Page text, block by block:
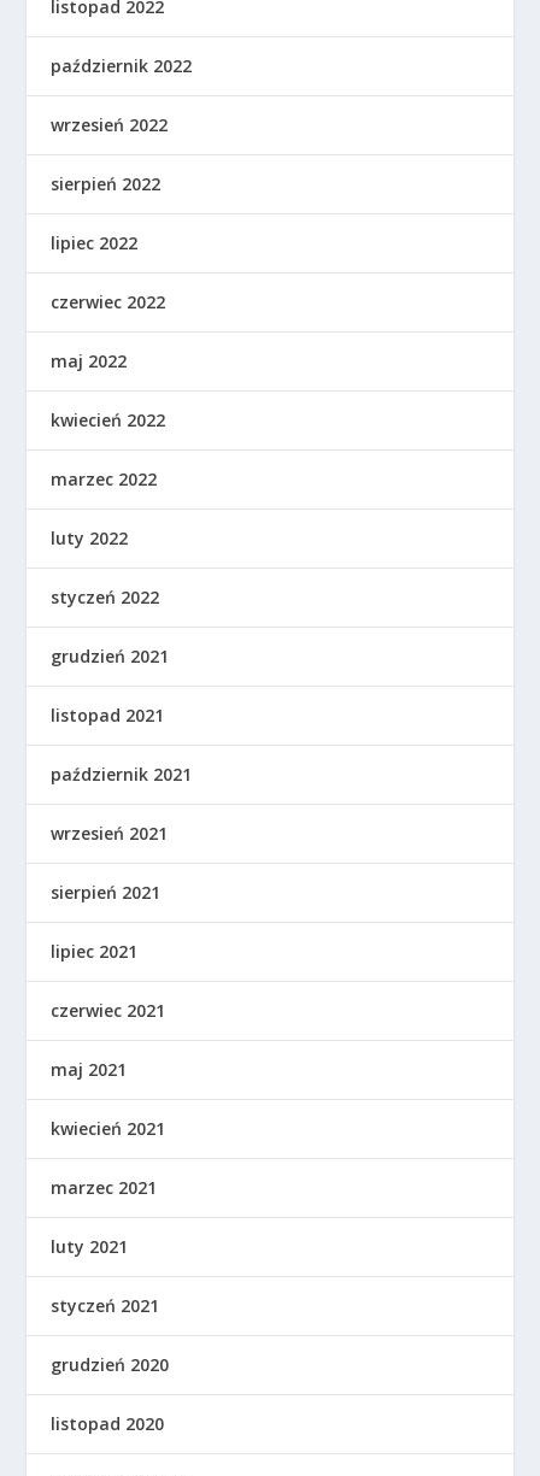
listopad 2022
październik 2022
wrzesień 2022
sierpień 2022
lipiec 2022
czerwiec 2022
maj 2022
kwiecień 2022
marzec 2022
luty 2022
styczeń 2022
grudzień 2021
listopad 2021
październik 2021
wrzesień 2021
sierpień 2021
lipiec 2021
czerwiec 2021
maj 2021
kwiecień 2021
marzec 2021
luty 2021
styczeń 2021
grudzień 2020
listopad 2020